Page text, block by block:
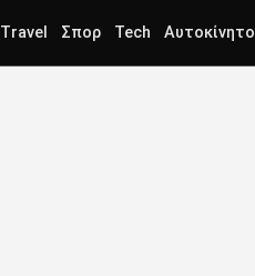
Travel Σπορ Tech Αυτοκίνητο